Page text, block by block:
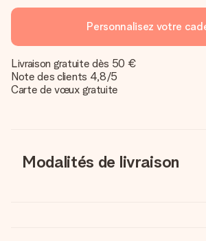
Personnalisez votre
Livraison gratuite dès 50 €
Note des clients 4,8/5
Carte de vœux gratuite
Modalités de livraison